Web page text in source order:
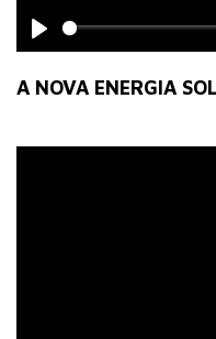
Play
A NOVA ENERGIA